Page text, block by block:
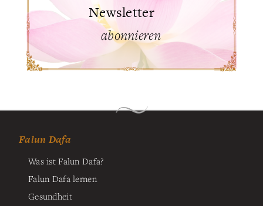
abonnieren
Newsletter
Falun Dafa
Was ist Falun Dafa?
Falun Dafa lernen
Gesundheit